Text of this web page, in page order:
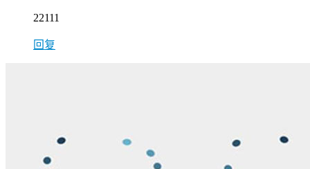
22111
回复